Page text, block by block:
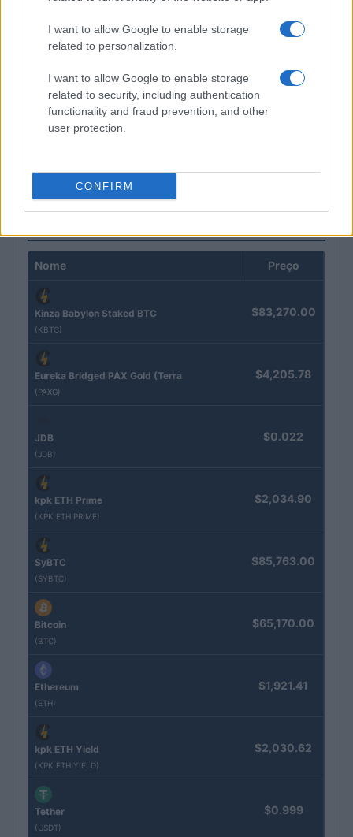
I want to allow Google to enable storage
related to personalization.
I want to allow Google to enable storage
related to security, including authentication
functionality and fraud prevention, and other
user protection.
CONFIRM
Nome Preço
Kinza Babylon Staked BTC
(KBTC)
$83,270.00
Eureka Bridged PAX Gold (Terra
(PAXG)
$4,205.78
JDB
(JDB)
$0.022
kpk ETH Prime
(KPK ETH PRIME)
$2,034.90
SyBTC
(SYBTC)
$85,763.00
Bitcoin
(BTC)
$65,170.00
Ethereum
(ETH)
$1,921.41
kpk ETH Yield
(KPK ETH YIELD)
$2,030.62
Tether
(USDT)
$0.999